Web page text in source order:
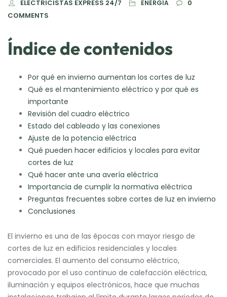
ELECTRICISTAS EXPRESS 24/7 ENERGÍA
0
COMMENTS
Índice de contenidos
Por qué en invierno aumentan los cortes de luz
Qué es el mantenimiento eléctrico y por qué es
importante
Revisión del cuadro eléctrico
Estado del cableado y las conexiones
Ajuste de la potencia eléctrica
Qué pueden hacer edificios y locales para evitar
cortes de luz
Qué hacer ante una avería eléctrica
Importancia de cumplir la normativa eléctrica
Preguntas frecuentes sobre cortes de luz en invierno
Conclusiones
El invierno es una de las épocas con mayor riesgo de
cortes de luz en edificios residenciales y locales
comerciales. El aumento del consumo eléctrico,
provocado por el uso continuo de calefacción eléctrica,
iluminación y equipos electrónicos, hace que muchas